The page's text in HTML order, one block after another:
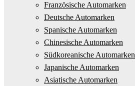
Französische Automarken
Deutsche Automarken
Spanische Automarken
Chinesische Automarken
Südkoreanische Automarken
Japanische Automarken
Asiatische Automarken